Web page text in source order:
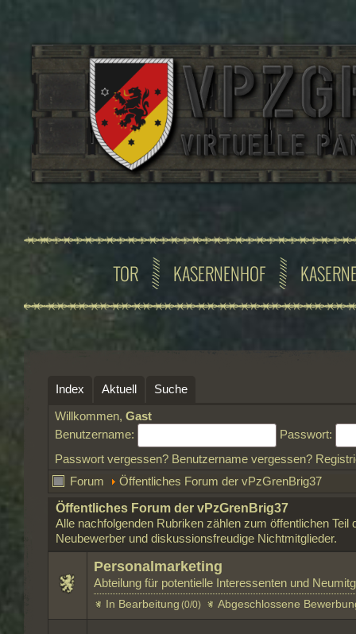
TOR KASERNENHOF
Index Aktuell
Suche
Willkommen, Gast
Benutzername:
Passwort:
Passwort vergessen? Benutzername vergessen?
Forum
Öffentliches Forum der vPzGrenBrig37
Öffentliches Forum der vPzGrenBrig37
Alle nachfolgenden Rubriken zählen zum öffentlichen
Neubewerber und diskussionsfreudige Nichtmitglieder.
Personalmarketing
Abteilung für potentielle Interessenten und
In Bearbeitung (0/0) Abgeschlossene